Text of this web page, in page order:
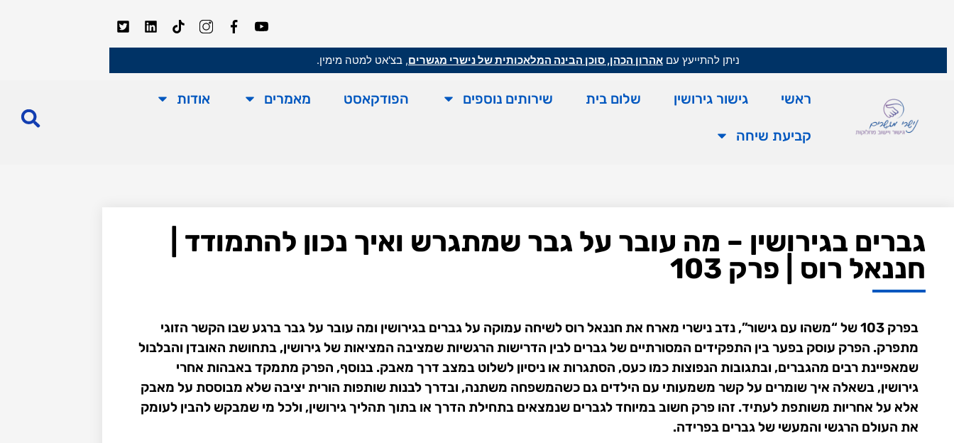
ניתן להתייעץ עם אהרון הכהן, סוכן הבינה המלאכותית של נישרי מגשרים, בצ'אט למטה מימין.
ראשי גישור גירושין שלום בית שירותים נוספים הפודקאסט מאמרים אודות
קביעת שיחה
גברים בגירושין – מה עובר על גבר שמתגרש ואיך נכון להתמודד |
חננאל רוס | פרק 103
בפרק 103 של “משהו עם גישור”, נדב נישרי מארח את חננאל רוס לשיחה עמוקה על גברים בגירושין ומה עובר על גבר ברגע שבו הקשר הזוגי
מתפרק. הפרק עוסק בפער בין התפקידים המסורתיים של גברים לבין הדרישות הרגשיות שמציבה המציאות של גירושין, בתחושת האובדן והבלבול
שמאפיינת רבים מהגברים, ובתגובות הנפוצות כמו כעס, הסתגרות או ניסיון לשלוט במצב דרך מאבק. בנוסף, הפרק מתמקד באבהות אחרי
גירושין, בשאלה איך שומרים על קשר משמעותי עם הילדים גם כשהמשפחה משתנה, ובדרך לבנות שותפות הורית יציבה שלא מבוססת על מאבק
אלא על אחריות משותפת לעתיד. זהו פרק חשוב במיוחד לגברים שנמצאים בתחילת הדרך או בתוך תהליך גירושין, ולכל מי שמבקש להבין לעומק
את העולם הרגשי והמעשי של גברים בפרידה.